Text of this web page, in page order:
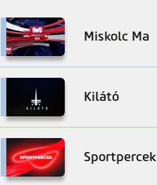
Miskolc Ma
Kilátó
Sportpercek